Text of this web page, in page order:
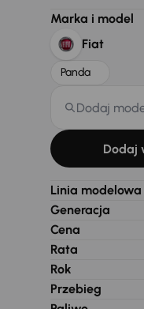
Marka i model
Fiat
Panda
Dodaj
Dodaj
Linia modelowa
Generacja
Cena
Rata
Rok
Przebieg